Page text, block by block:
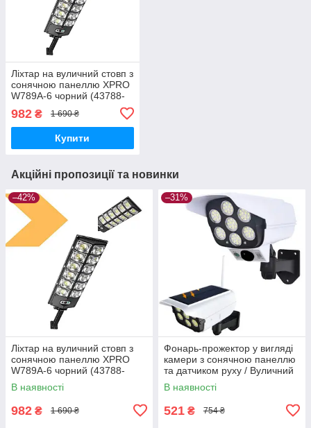
Ліхтар на вуличний стовп з
сонячною панеллю XPRO
W789A-6 чорний (43788-
982 ₴ 1 690 ₴
Купити
Акційні пропозиції та новинки
–42%
Ліхтар на вуличний стовп з
сонячною панеллю XPRO
W789A-6 чорний (43788-
W789A-6_670)
В наявності
982 ₴ 1 690 ₴
–31%
Фонарь-прожектор у вигляді
камери з сонячною панеллю
та датчиком руху / Вуличний
настінний LED світильник з
пультом XPRO-08.
В наявності
521 ₴ 754 ₴